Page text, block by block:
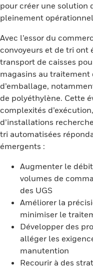
pour créer une solution
pleinement
Avec l’essor du
convoyeurs et de tri ont
transport de caisses
magasins au traitement
d’emballage,
de polyéthylène. Cette
complexités
d’installations
tri automatisées
émergents :
Augmenter le
volumes de
des UGS
Améliorer la
minimiser le
Développer des
alléger les
manutention
Recourir à des